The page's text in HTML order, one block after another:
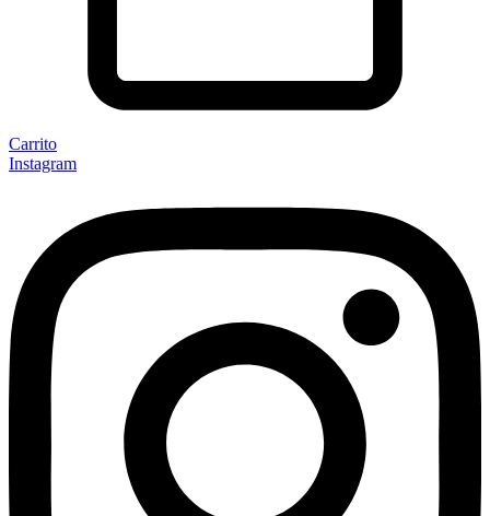
Carrito
Instagram